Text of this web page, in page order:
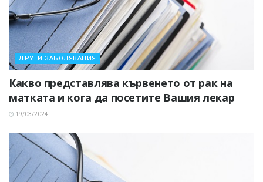
ДРУГИ ЗАБОЛЯВАНИЯ
Какво представлява кървенето от рак на
матката и кога да посетите Вашия лекар
19/03/2024